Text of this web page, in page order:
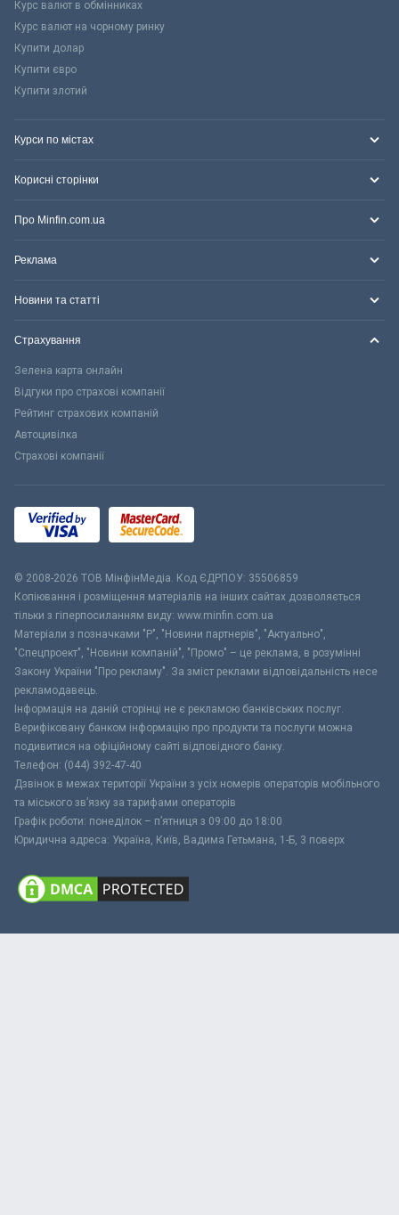
Курс валют в обмінниках
Курс валют на чорному ринку
Купити долар
Купити євро
Купити злотий
Курси по містах
Корисні сторінки
Про Minfin.com.ua
Реклама
Новини та статті
Страхування
Зелена карта онлайн
Відгуки про страхові компанії
Рейтинг страхових компаній
Автоцивілка
Страхові компанії
© 2008-2026 ТОВ МiнфiнМедiа. Код ЄДРПОУ: 35506859
Копіювання і розміщення матеріалів на інших сайтах дозволяється
тільки з гіперпосиланням виду: www.minfin.com.ua
Матеріали з позначками "Р", "Новини партнерів", "Актуально",
"Спецпроект", "Новини компаній", "Промо" – це реклама, в розумінні
Закону України "Про рекламу". За зміст реклами відповідальність несе
рекламодавець.
Інформація на даній сторінці не є рекламою банківських послуг.
Верифіковану банком інформацію про продукти та послуги можна
подивитися на офіційному сайті відповідного банку.
Телефон: (044) 392-47-40
Дзвінок в межах території України з усіх номерів операторів мобільного
та міського зв’язку за тарифами операторів
Графік роботи: понеділок – п’ятниця з 09:00 до 18:00
Юридична адреса: Україна, Київ, Вадима Гетьмана, 1-Б, 3 поверх